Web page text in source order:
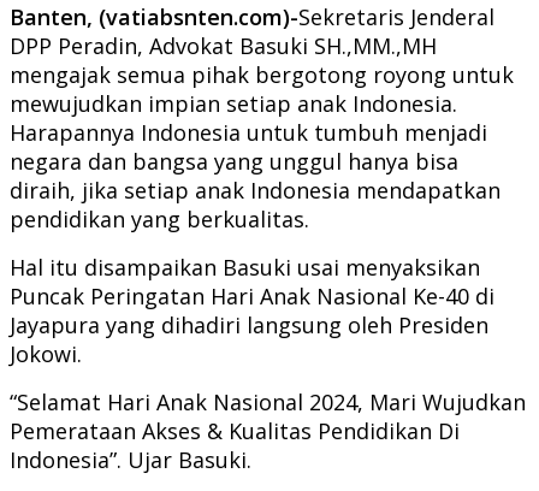
Banten, (vatiabsnten.com)-Sekretaris Jenderal
DPP Peradin, Advokat Basuki SH.,MM.,MH
mengajak semua pihak bergotong royong untuk
mewujudkan impian setiap anak Indonesia.
Harapannya Indonesia untuk tumbuh menjadi
negara dan bangsa yang unggul hanya bisa
diraih, jika setiap anak Indonesia mendapatkan
pendidikan yang berkualitas.
Hal itu disampaikan Basuki usai menyaksikan
Puncak Peringatan Hari Anak Nasional Ke-40 di
Jayapura yang dihadiri langsung oleh Presiden
Jokowi.
“Selamat Hari Anak Nasional 2024, Mari Wujudkan
Pemerataan Akses & Kualitas Pendidikan Di
Indonesia”. Ujar Basuki.